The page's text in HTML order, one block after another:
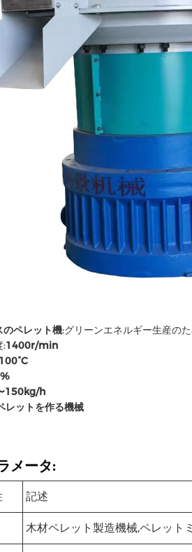
のペレット機:グリーンエネルギー生産の
:1400r/min
150kg/h
レットを作る機械
メータ:
記述
木材ペレット製造機械,ペレット